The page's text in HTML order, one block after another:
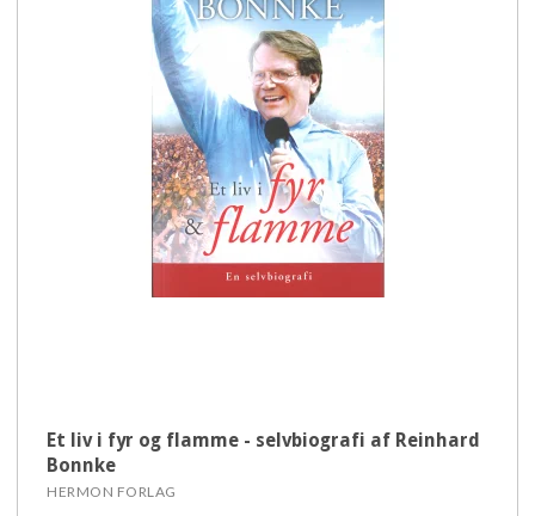
Et liv i fyr og flamme - selvbiografi af Reinhard
Bonnke
HERMON FORLAG